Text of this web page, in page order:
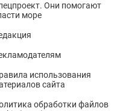
Они помогают
море
использования
сайта
обработки файлов